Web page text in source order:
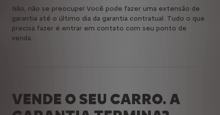
Não, não se preocupe! Você pode fazer uma extensão de
garantia até o último dia da garantia contratual. Tudo o que
precisa fazer é entrar em contato com seu ponto de
venda.
VENDE O SEU CARRO. A